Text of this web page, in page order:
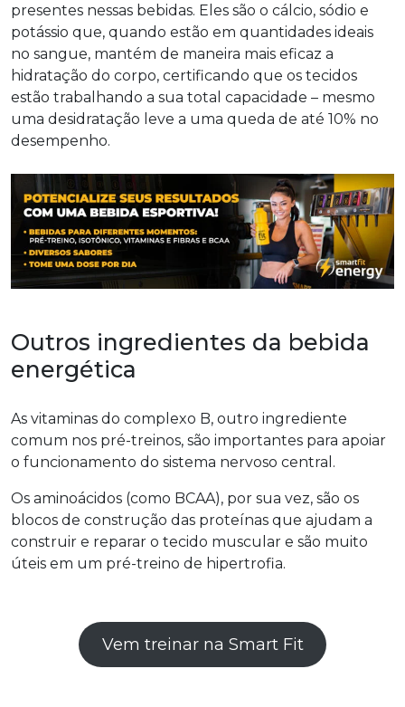
presentes nessas bebidas. Eles são o cálcio, sódio e
potássio que, quando estão em quantidades ideais
no sangue, mantém de maneira mais eficaz a
hidratação do corpo, certificando que os tecidos
estão trabalhando a sua total capacidade – mesmo
uma desidratação leve a uma queda de até 10% no
desempenho.
Outros ingredientes da bebida
energética
As vitaminas do complexo B, outro ingrediente
comum nos pré-treinos, são importantes para apoiar
o funcionamento do sistema nervoso central.
Os aminoácidos (como BCAA), por sua vez, são os
blocos de construção das proteínas que ajudam a
construir e reparar o tecido muscular e são muito
úteis em um pré-treino de hipertrofia.
Vem treinar na Smart Fit